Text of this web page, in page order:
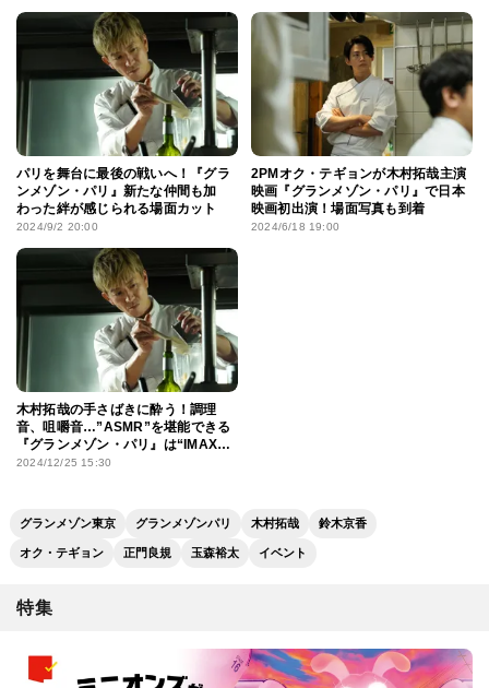
パリを舞台に最後の戦いへ！『グラ
ンメゾン・パリ』新たな仲間も加
わった絆が感じられる場面カット
2024/9/2 20:00
2PMオク・テギョンが木村拓哉主演
映画『グランメゾン・パリ』で日本
映画初出演！場面写真も到着
2024/6/18 19:00
木村拓哉の手さばきに酔う！調理
音、咀嚼音…”ASMR”を堪能できる
『グランメゾン・パリ』は“IMAX推
し”
2024/12/25 15:30
グランメゾン東京 グランメゾンパリ 木村拓哉 鈴木京香
オク・テギョン 正門良規 玉森裕太 イベント
特集